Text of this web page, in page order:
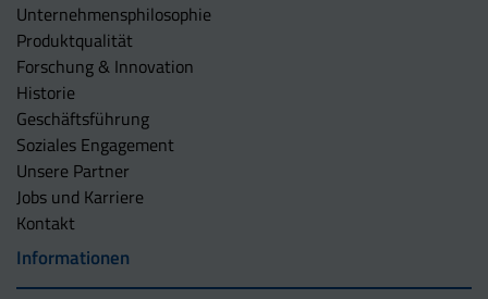
Unternehmens­philosophie
Produktqualität
Forschung & Innovation
Historie
Geschäftsführung
Soziales Engagement
Unsere Partner
Jobs und Karriere
Kontakt
Informationen